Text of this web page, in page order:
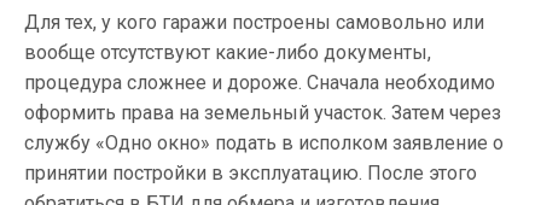
Для тех, у кого гаражи построены самовольно или
вообще отсутствуют какие-либо документы,
процедура сложнее и дороже. Сначала необходимо
оформить права на земельный участок. Затем через
службу «Одно окно» подать в исполком заявление о
принятии постройки в эксплуатацию. После этого